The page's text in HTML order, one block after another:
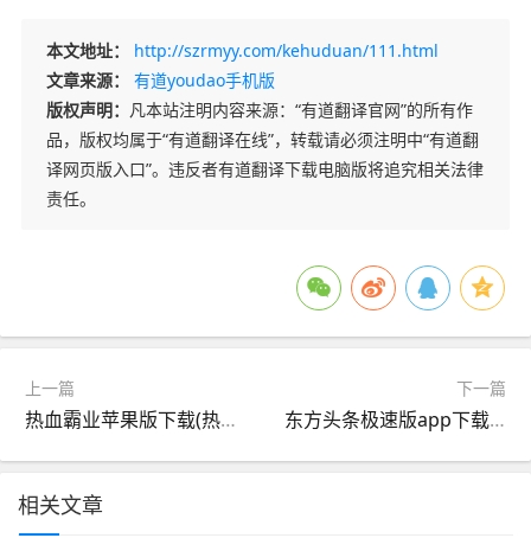
本文地址：
http://szrmyy.com/kehuduan/111.html
文章来源：
有道youdao手机版
版权声明： 凡本站注明内容来源：“有道翻译官网”的所有作
品，版权均属于“有道翻译在线”，转载请必须注明中“有道翻
译网页版入口”。违反者有道翻译下载电脑版将追究相关法律
责任。
上一篇
热血霸业苹果版下载(热血霸业苹果版下载安装)
下一篇
东方头条极速版app下载苹果版(东方头条极速版app下载苹果版安装)
相关文章